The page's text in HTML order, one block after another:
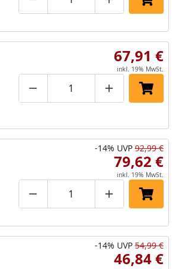
Produktmenge um eins
Produktmenge manuell
Produktmenge
In den
Produktmenge um eins
Produktmenge manuell
Produktmenge
In den
67,91 €
inkl. 19% MwSt.
Produktmenge um eins
Produktmenge manuell
Produktmenge
In den
-14% UVP 92,99 €
79,62 €
inkl. 19% MwSt.
-14% UVP 54,99 €
46,84 €